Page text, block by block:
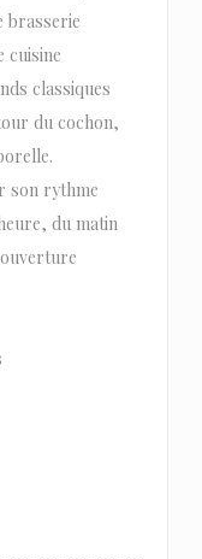
brasserie
cuisine
classiques
du cochon,
son rythme
du matin
NOUVELLE